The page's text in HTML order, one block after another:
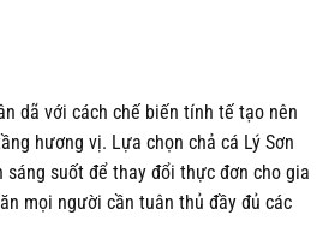
dã với cách chế biến tính tế tạo nên
hương vị. Lựa chọn chả cá Lý Sơn
sáng suốt để thay đổi thực đơn cho gia
mọi người cần tuân thủ đầy đủ các